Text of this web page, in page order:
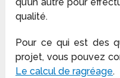
qualité.
Pour ce qui est des
projet, vous pouvez
Le calcul de ragréage.